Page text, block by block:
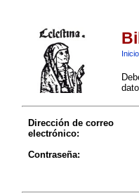
Inicio
Dirección de correo
electrónico:
Contraseña: